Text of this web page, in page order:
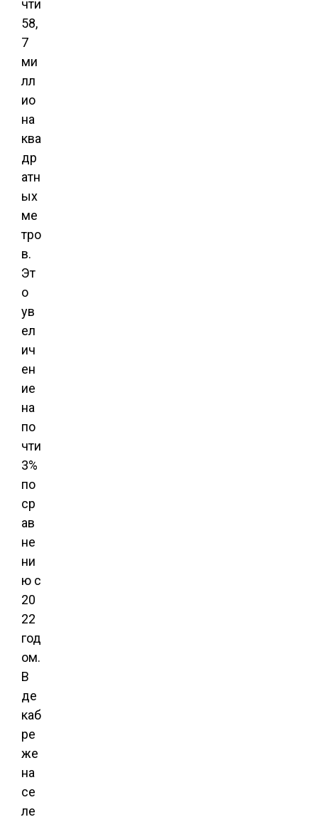
чти
58,
7
ми
лл
ио
на
ква
др
атн
ых
ме
тро
в.
Эт
о
ув
ел
ич
ен
ие
на
по
чти
3%
по
ср
ав
не
ни
ю с
20
22
год
ом.
В
де
каб
ре
же
на
се
ле